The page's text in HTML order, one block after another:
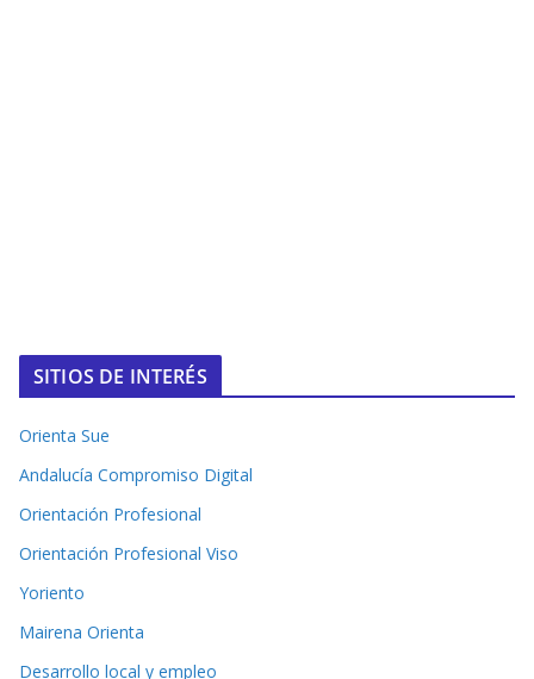
SITIOS DE INTERÉS
Orienta Sue
Andalucía Compromiso Digital
Orientación Profesional
Orientación Profesional Viso
Yoriento
Mairena Orienta
Desarrollo local y empleo